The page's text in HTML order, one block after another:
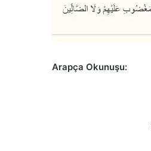
Arapça Okunuşu: